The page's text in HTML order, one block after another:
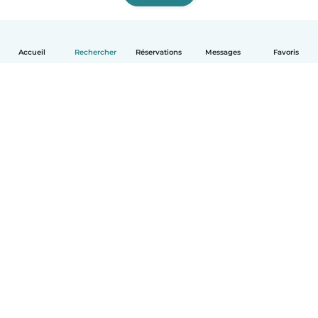
Accueil Rechercher Réservations Messages Favoris